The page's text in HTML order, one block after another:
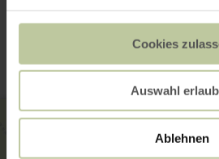
Cookies
Auswahl
Ablehnen
Contact